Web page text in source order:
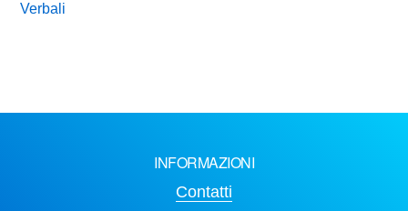
Verbali
INFORMAZIONI
Contatti